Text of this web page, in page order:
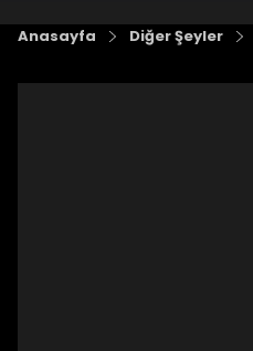
Anasayfa Diğer Şeyler